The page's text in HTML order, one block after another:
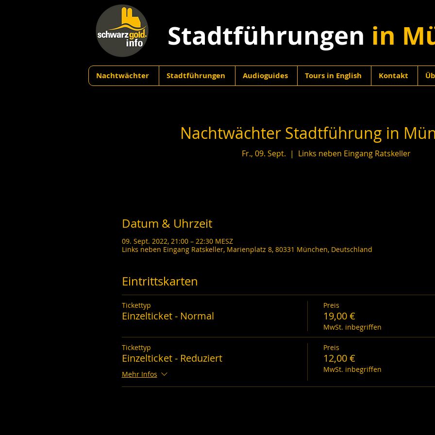
Stadtführungen in
Nachtwächter Stadtführungen Audioguides Tours in English Kontakt
Nachtwächter Stadtführung in
Fr., 09. Sept.
  |
Links neben Eingang Ratskeller
Datum & Uhrzeit
09. Sept. 2022, 21:00 – 22:30 MESZ
Links neben Eingang Ratskeller, Marienplatz 8, 80331 München, Deutschland
Eintrittskarten
Tickettyp
Einzelticket - Normal
Preis
19,00 €
MwSt. inbegriffen
Tickettyp
Einzelticket - Reduziert
Mehr Infos
Preis
12,00 €
MwSt. inbegriffen